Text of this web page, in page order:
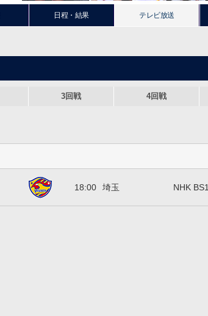
日程・結果 テレビ放送
3回戦 4回戦
18:00 埼玉 NHK BS1